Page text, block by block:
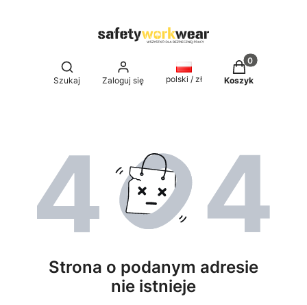
Otwórz wyszukiwarkę
Szukaj Zaloguj się polski / zł
Produkty w
Koszyk
Strona o podanym adresie
nie istnieje